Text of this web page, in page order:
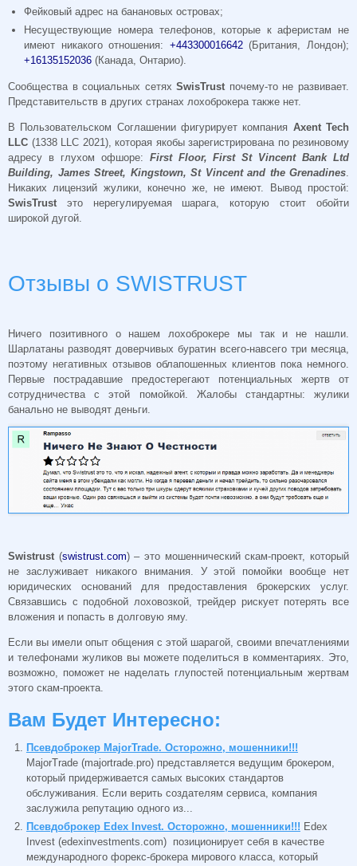
Фейковый адрес на банановых островах;
Несуществующие номера телефонов, которые к аферистам не
имеют никакого отношения: +443300016642(Британия, Лондон);
+16135152036 (Канада, Онтарио).
Сообщества в социальных сетяхSwisTrust почему-то не развивает.
Представительств в других странах лохоброкера также нет.
В Пользовательском Соглашении фигурирует компания AxentTech
LLC (1338 LLC 2021), которая якобы зарегистрирована по резиновому
адресу в глухом офшоре: First Floor, First St Vincent Bank Ltd
Building, James Street, Kingstown, St Vincent and the Grenadines.
Никаких лицензий жулики, конечно же, не имеют. Вывод простой:
SwisTrust это нерегулируемая шарага, которую стоит обойти
широкой дугой.
Отзывы о SWISTRUST
Ничего позитивного о нашем лохоброкере мы так и не нашли.
Шарлатаны разводят доверчивых буратин всего-навсего три месяца,
поэтому негативных отзывов облапошенных клиентов пока немного.
Первые пострадавшие предостерегают потенциальных жертв от
сотрудничества с этой помойкой. Жалобы стандартны: жулики
банально не выводят деньги.
Swistrust (swistrust.com) – это мошеннический скам-проект, который
не заслуживает никакого внимания. У этой помойки вообще нет
юридических оснований для предоставления брокерских услуг.
Связавшись с подобной лоховозкой, трейдер рискует потерять все
вложения и попасть в долговую яму.
Если вы имели опыт общения с этой шарагой, своими впечатлениями
и телефонами жуликов вы можете поделиться в комментариях. Это,
возможно, поможет не наделать глупостей потенциальным жертвам
этого скам-проекта.
Вам Будет Интересно:
Псевдоброкер MajorTrade. Осторожно, мошенники!!!
MajorTrade (majortrade.pro) представляется ведущим брокером,
который придерживается самых высоких стандартов
обслуживания. Если верить создателям сервиса, компания
заслужила репутацию одного из...
Псевдоброкер Edex Invest. Осторожно, мошенники!!! Edex
Invest (edexinvestments.com) позиционирует себя в качестве
международного форекс-брокера мирового класса, который